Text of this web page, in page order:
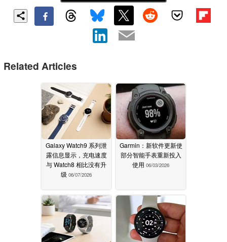
Related Articles
Galaxy Watch9 系列泄
露信息显示，充电速度
与 Watch8 相比没有升
级 06/07/2026
Garmin：新软件更新使
部分智能手表重新投入
使用 06/03/2026